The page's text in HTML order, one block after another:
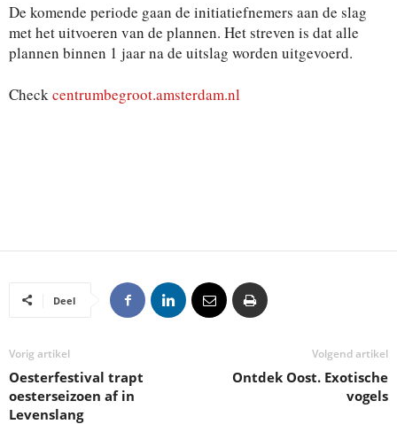
De komende periode gaan de initiatiefnemers aan de slag
met het uitvoeren van de plannen. Het streven is dat alle
plannen binnen 1 jaar na de uitslag worden uitgevoerd.
Checkcentrumbegroot.amsterdam.nl
Deel
Vorig artikel
Oesterfestival trapt
oesterseizoen af in
Levenslang
Volgend artikel
Ontdek Oost. Exotische
vogels